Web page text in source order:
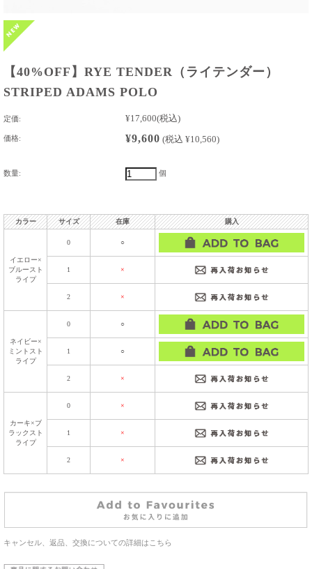
【40%OFF】RYE TENDER（ライテンダー）
STRIPED ADAMS POLO
定価: ¥17,600(税込)
価格: ¥9,600 (税込 ¥10,560)
数量: 個
カラー サイズ 在庫 購入
イエロー×
ブルースト
ライプ
0 ○
1 ×
2 ×
ネイビー×
ミントスト
ライプ
0 ○
1 ○
2 ×
カーキ×ブ
ラックスト
ライプ
0 ×
1 ×
2 ×
キャンセル、返品、交換についての詳細はこちら